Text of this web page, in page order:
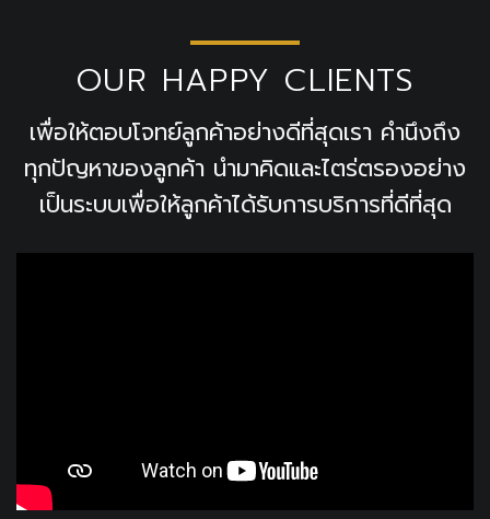
OUR HAPPY CLIENTS
เพื่อให้ตอบโจทย์ลูกค้าอย่างดีที่สุดเรา คำนึงถึง
ทุกปัญหาของลูกค้า นำมาคิดและไตร่ตรองอย่าง
เป็นระบบเพื่อให้ลูกค้าได้รับการบริการที่ดีที่สุด